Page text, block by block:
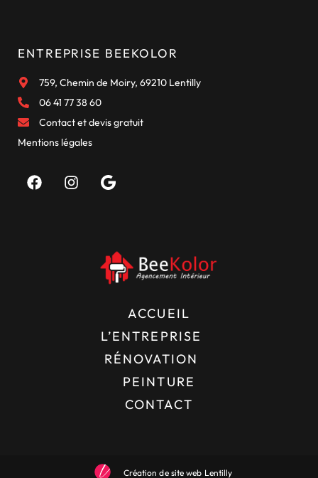
ACCUEIL
L’ENTREPRISE
RÉNOVATION
PEINTURE
CONTACT
ENTREPRISE BEEKOLOR
759, Chemin de Moiry, 69210 Lentilly
06 41 77 38 60
Contact et devis gratuit
Mentions légales
Création de site web Lentilly